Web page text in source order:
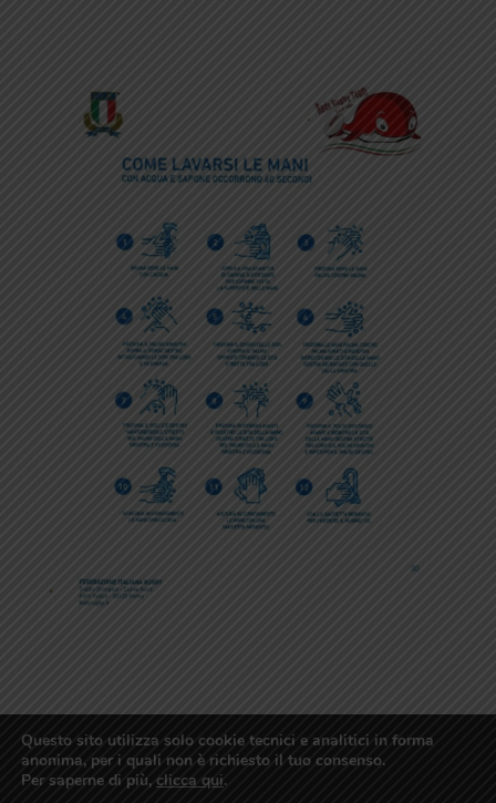
A.S.D. REDS RUGBY TEAM IM – via Carruggiu de Baten
19, Artallo (IM) – cf: 91046650080 – p.iva:
Questo sito utilizza solo cookie tecnici e analitici in forma
anonima, per i quali non è richiesto il tuo consenso.
Per saperne di più, clicca qui.